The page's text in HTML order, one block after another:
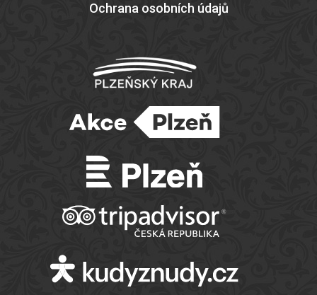
Ochrana osobních údajů